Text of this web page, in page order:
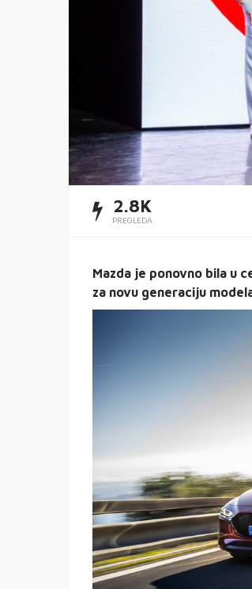
2.8K
PREGLEDA
Mazda je ponovno bila u
za novu generaciju